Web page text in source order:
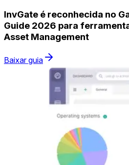
InvGate é reconhecida no
Guide 2026 para
Asset Management
Baixar guia